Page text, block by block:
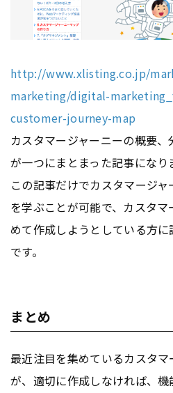
http://www.xlisting.co.jp/
marketing/digital-
customer-journey-map
カスタマージャーニーの概要
が一つにまとまった記事になり
この記事だけでカスタマージ
を学ぶことが可能で、カスタ
めて作成しようとしている方
です。
まとめ
最近注目を集めているカスタ
が、適切に作成しなければ、